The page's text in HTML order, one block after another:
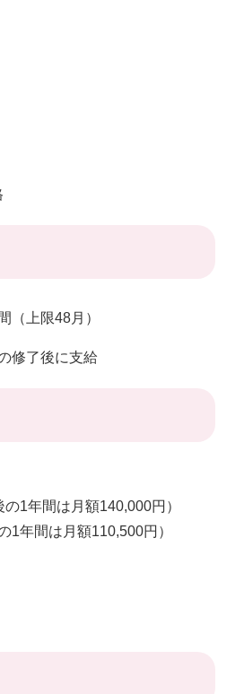
（上限48月）
修了後に支給
1年間は月額140,000円）
年間は月額110,500円）